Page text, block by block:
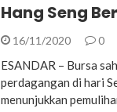
Hang Seng
16/11/2020 0
ESANDAR – Bursa
perdagangan di hari
menunjukkan